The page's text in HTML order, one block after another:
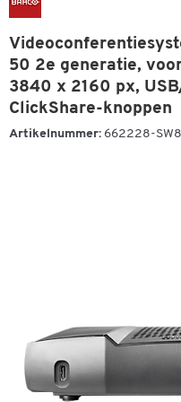
50 2e generatie,
3840 x 2160 px,
ClickShare-knoppen
Artikelnummer: 662228-